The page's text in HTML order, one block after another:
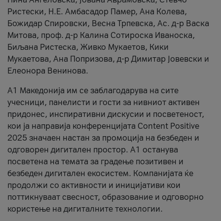
Ристески, Н.Е. Амбасадор Памер, Ана Колева,
Божидар Спировски, Весна Трпевска, Ас. д-р Васка
Митова, проф. д-р Калина Сотироска Иваноска,
Биљана Ристеска, Живко Мукаетов, Кики
Мукаетова, Ана Попризова, д-р Димитар Јовевски и
Елеонора Венинова.
А1 Македонија им се заблагодарува на сите
учесници, панелисти и гости за нивниот активен
придонес, инспиративни дискусии и посветеност,
кои ја направија конференцијата Content Positive
2025 значаен настан за промоција на безбеден и
одговорен дигитален простор. А1 останува
посветена на темата за градење позитивен и
безбеден дигитален екосистем. Компанијата ќе
продолжи со активности и иницијативи кои
поттикнуваат свесност, образование и одговорно
користење на дигиталните технологии.